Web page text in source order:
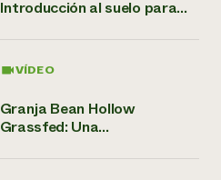
Introducción al suelo para...
VÍDEO
Granja Bean Hollow
Grassfed: Una...